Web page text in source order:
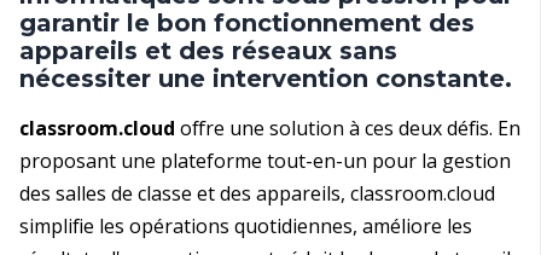
garantir le bon fonctionnement des
appareils et des réseaux sans
nécessiter une intervention constante.
classroom.cloud offre une solution à ces deux défis. En
proposant une plateforme tout-en-un pour la gestion
des salles de classe et des appareils, classroom.cloud
simplifie les opérations quotidiennes, améliore les